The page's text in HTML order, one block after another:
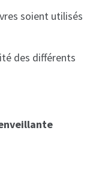
soient utilisés
des différents